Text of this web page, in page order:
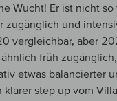
Wucht! Er ist nicht
zugänglich und
vergleichbar, aber
früh
etwas balancierter
step up vom